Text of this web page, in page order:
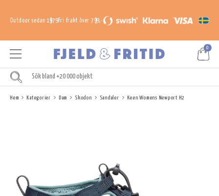
Outdoor sedan 1979Fri frakt över 799,-
0
Hem Kategorier Dam Skodon Sandaler Keen Womens Newport H2